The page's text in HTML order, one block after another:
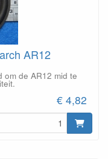
AR12
om de AR12 mid te
€ 4,82